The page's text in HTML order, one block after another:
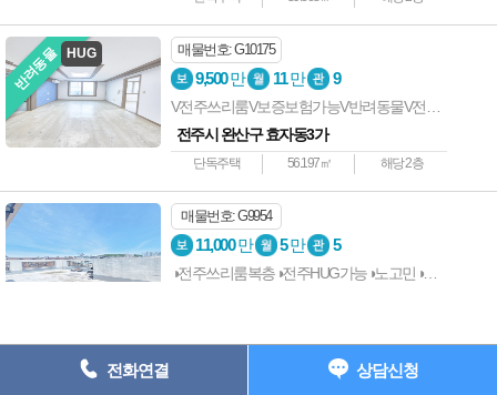
반려동물 HUG 매물번호: G10175
9,500만 11만 9
전주시 완산구 효자동3가
단독주택 56.197㎡ 해당 2층
매물번호: G9954
11,000만 5만 5
◑전주쓰리룸복층◑전주HUG가능◑노고민◑복층◑테라스◑안전매물
전화 : 063-227-1117 ┃ 팩스 : 063-224-1118 e-
mail : junkil3216@naver.com
Copyright ⓒ 전주원룸사랑방 All Rights Reserved.
063) 227-1117
전화연결 상담신청